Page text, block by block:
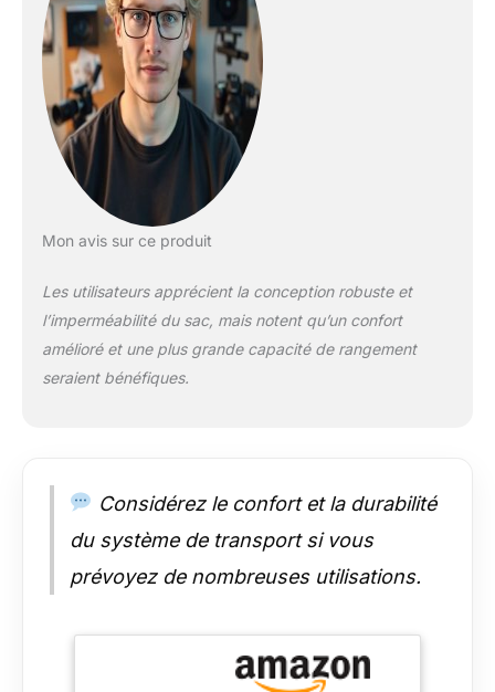
Mon avis sur ce produit
Les utilisateurs apprécient la conception robuste et
l’imperméabilité du sac, mais notent qu’un confort
amélioré et une plus grande capacité de rangement
seraient bénéfiques.
Considérez le confort et la durabilité
du système de transport si vous
prévoyez de nombreuses utilisations.